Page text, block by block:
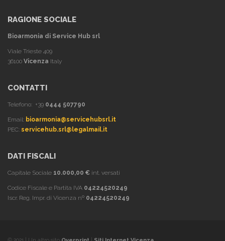
RAGIONE SOCIALE
Bioarmonia di Service Hub srl
Viale Trieste 409
36100 Vicenza Italy
CONTATTI
Telefono: +39 0444 507790
Email: bioarmonia@servicehubsrl.it
PEC: servicehub.srl@legalmail.it
DATI FISCALI
Capitale Sociale 10.000,00 € int. versati
Codice Fiscale e Partita IVA 04224520249
Iscr. Reg. Impr. di Vicenza nº 04224520249